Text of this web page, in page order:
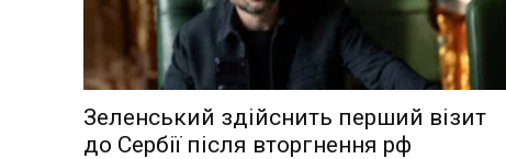
Зеленський здійснить перший візит
до Сербії після вторгнення рф